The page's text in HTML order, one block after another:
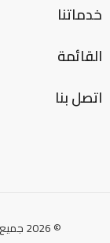
خدماتنا
القائمة
اتصل بنا
© 2026 جميع حقوق الملكية محفوظة لشركة